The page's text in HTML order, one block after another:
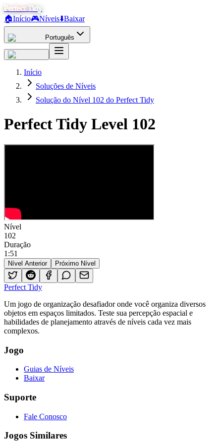
Perfect Tidy
🏠Início🎮Níveis⬇️Baixar
Português
Início
Soluções de Níveis
Solução do Nível 102 do Perfect Tidy
Perfect Tidy Level 102
Nível
102
Duração
1 :51
Nível Anterior Próximo Nível
Perfect Tidy
Um jogo de organização desafiador onde você organiza diversos
objetos em espaços limitados. Teste sua percepção espacial e
habilidades de planejamento através de níveis cada vez mais
complexos.
Jogo
Guias de Níveis
Baixar
Suporte
Fale Conosco
Jogos Similares